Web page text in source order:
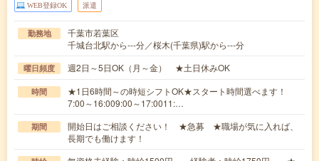
WEB登録OK 派遣
勤務地
千葉市若葉区
千城台北駅から---分／桜木(千葉県)駅から---分
曜日頻度 週2日～5日OK（月～金） ★土日休みOK
時間
★1日6時間～の時短シフトOK★スタート時間選べます！
7:00～16:009:00～17:0011:…
期間
開始日はご相談ください！ ★急募 ★職場が気に入れば、
長期でも働けます！